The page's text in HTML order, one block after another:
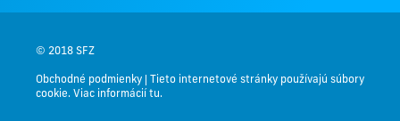
© 2018 SFZ
Obchodné podmienky
Tieto internetové stránky používajú súbory
cookie. Viac informácií tu.